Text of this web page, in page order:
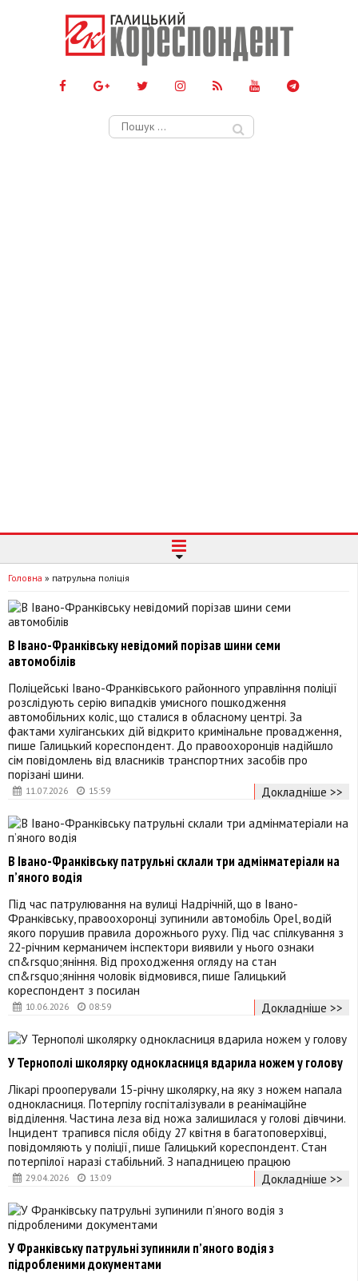
Пошук:
Головна » патрульна поліція
11.07.2026 15:59
В Івано-Франківську невідомий порізав шини семи
автомобілів
Поліцейські Івано-Франківського районного управління поліції
розслідують серію випадків умисного пошкодження
автомобільних коліс, що сталися в обласному центрі. За
фактами хуліганських дій відкрито кримінальне провадження,
пише Галицький кореспондент. До правоохоронців надійшло
сім повідомлень від власників транспортних засобів про
порізані шини.
Докладніше >>
10.06.2026 08:59
В Івано-Франківську патрульні склали три адмінматеріали на
п’яного водія
Під час патрулювання на вулиці Надрічній, що в Івано-
Франківську, правоохоронці зупинили автомобіль Opel, водій
якого порушив правила дорожнього руху. Під час спілкування з
22-річним керманичем інспектори виявили у нього ознаки
сп&rsquo;яніння. Від проходження огляду на стан
сп&rsquo;яніння чоловік відмовився, пише Галицький
кореспондент з посилан
Докладніше >>
29.04.2026 13:09
У Тернополі школярку однокласниця вдарила ножем у голову
Лікарі прооперували 15-річну школярку, на яку з ножем напала
однокласниця. Потерпілу госпіталізували в реанімаційне
відділення. Частина леза від ножа залишилася у голові дівчини.
Інцидент трапився після обіду 27 квітня в багатоповерхівці,
повідомляють у поліції, пише Галицький кореспондент. Стан
потерпілої наразі стабільний. З нападницею працюю
Докладніше >>
У Франківську патрульні зупинили п’яного водія з
підробленими документами